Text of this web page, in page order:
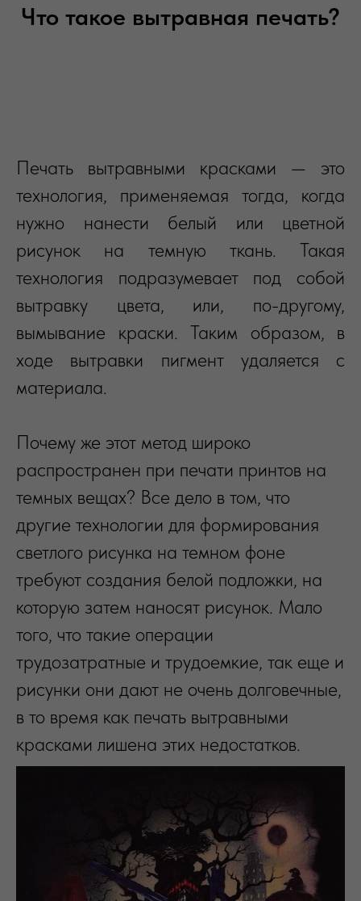
Что такое вытравная печать?
Печать вытравными красками — это
технология, применяемая тогда, когда
нужно нанести белый или цветной
рисунок на темную ткань. Такая
технология подразумевает под собой
вытравку цвета, или, по-другому,
вымывание краски. Таким образом, в
ходе вытравки пигмент удаляется с
материала.
Почему же этот метод широко
распространен при печати принтов на
темных вещах? Все дело в том, что
другие технологии для формирования
светлого рисунка на темном фоне
требуют создания белой подложки, на
которую затем наносят рисунок. Мало
того, что такие операции
трудозатратные и трудоемкие, так еще и
рисунки они дают не очень долговечные,
в то время как печать вытравными
красками лишена этих недостатков.